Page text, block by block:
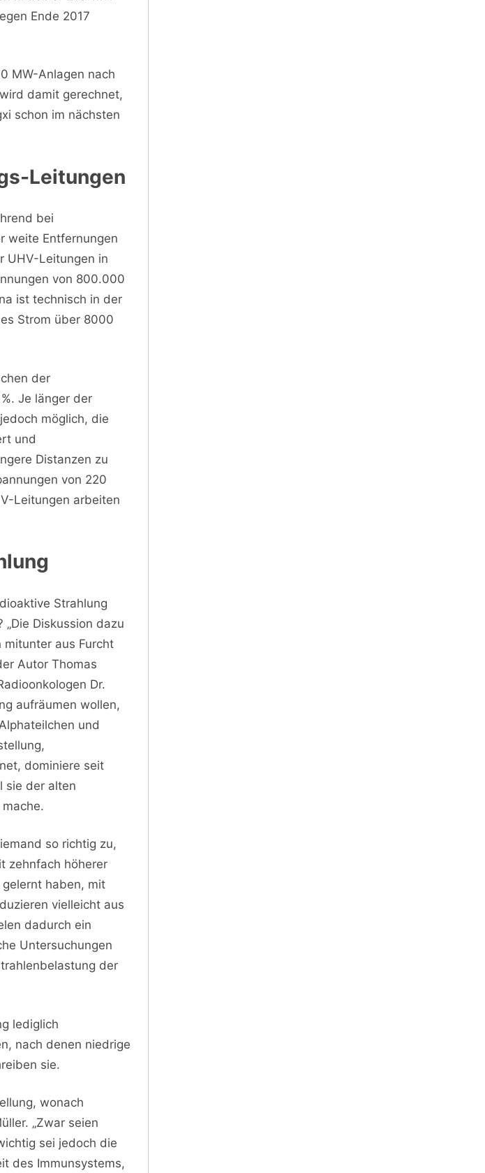
Ende 2017
MW-Anlagen nach
damit gerechnet,
schon im nächsten
Leitungen
bei
weite Entfernungen
UHV-Leitungen in
von 800.000
ist technisch in der
Strom über 8000
der
Je länger der
möglich, die
und
Distanzen zu
von 220
Leitungen arbeiten
Strahlung
Diskussion dazu
aus Furcht
Autor Thomas
Dr.
aufräumen wollen,
und
dominiere seit
sie der alten
so richtig zu,
zehnfach höherer
haben, mit
vielleicht aus
dadurch ein
Untersuchungen
der
lediglich
nach denen niedrige
sie.
wonach
„Zwar seien
sei jedoch die
des Immunsystems,